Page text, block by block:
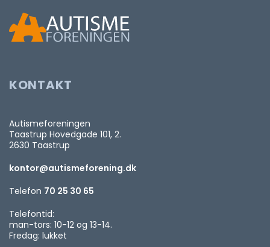
KONTAKT
Autismeforeningen
Taastrup Hovedgade 101, 2.
2630 Taastrup
kontor@autismeforening.dk
Telefon 70 25 30 65
Telefontid:
man-tors: 10-12 og 13-14.
Fredag: lukket